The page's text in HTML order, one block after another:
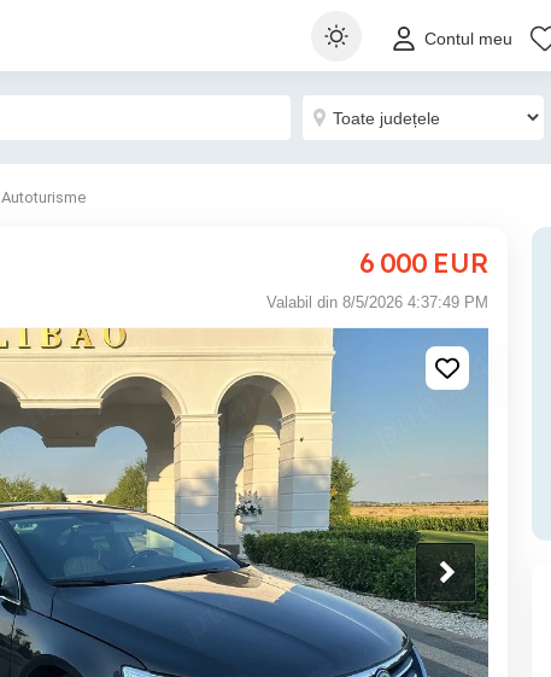
Contul meu
Autoturisme
6 000 EUR
Valabil din 8/5/2026 4:37:49 PM